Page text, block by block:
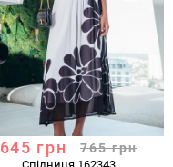
645 грн 765 грн